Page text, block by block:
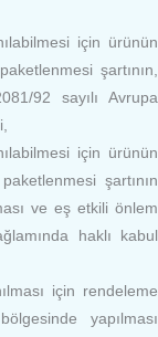
için ürünün
şartının,
92 sayılı Avrupa
için ürünün
şartının
ve eş etkili önlem
haklı kabul
için rendeleme
yapılması